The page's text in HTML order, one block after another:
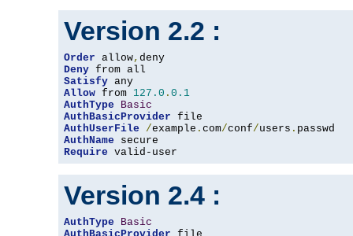
Version 2.2 :
Order allow,
Deny
Satisfy
Allow from 127.0 . 0.1
AuthType
Basic
AuthBasicProvider
AuthUserFile
/example . com/conf/users .
AuthName
Require valid-user
Version 2.4 :
AuthType
Basic